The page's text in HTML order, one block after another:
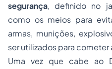
segurança, definido no
como os meios para
armas, munições,
ser utilizados para
Uma vez que cabe ao